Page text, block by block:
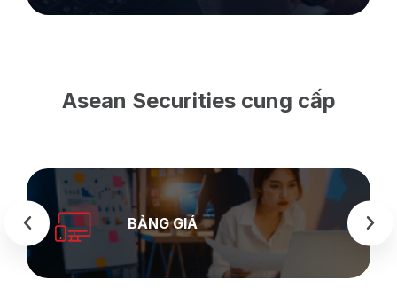
Asean Securities cung cấp
BẢNG GIÁ